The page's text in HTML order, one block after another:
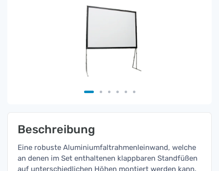
Beschreibung
Eine robuste Aluminiumfaltrahmenleinwand, welche
an denen im Set enthaltenen klappbaren Standfüßen
auf unterschiedlichen Höhen montiert werden kann.